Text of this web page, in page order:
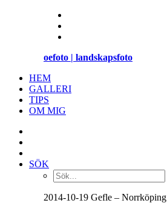
oefoto | landskapsfoto
HEM
GALLERI
TIPS
OM MIG
SÖK
2014-10-19 Gefle – Norrköping